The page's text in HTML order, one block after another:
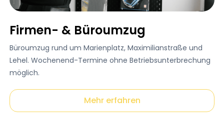
Firmen- & Büroumzug
Büroumzug rund um Marienplatz, Maximilianstraße und
Lehel. Wochenend-Termine ohne Betriebsunterbrechung
möglich.
Mehr erfahren